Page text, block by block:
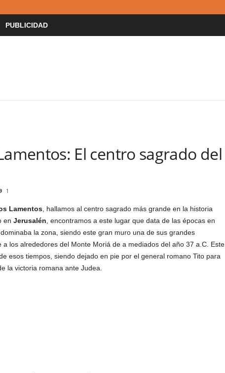
PUBLICIDAD
El centro sagrado del
1
Lamentos, hallamos al centro sagrado más grande en la historia
en Jerusalén , encontramos a este lugar que data de las épocas en
la zona, siendo este gran muro una de sus grandes
los alrededores del Monte Moriá de a mediados del año 37 a.C. Este
esos tiempos, siendo dejado en pie por el general romano Tito para
la victoria romana ante Judea.